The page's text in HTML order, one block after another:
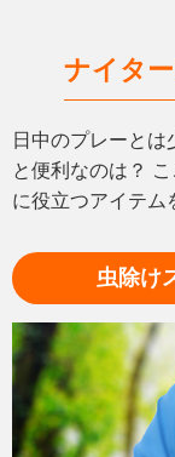
ナイタ
日中のプレーとは
と便利なのは？
に役立つアイテム
虫除け